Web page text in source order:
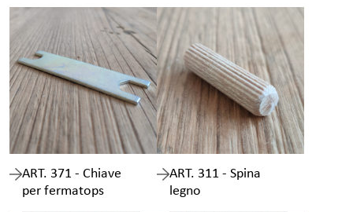
ART. 371 - Chiave
per fermatops
ART. 311 - Spina
legno